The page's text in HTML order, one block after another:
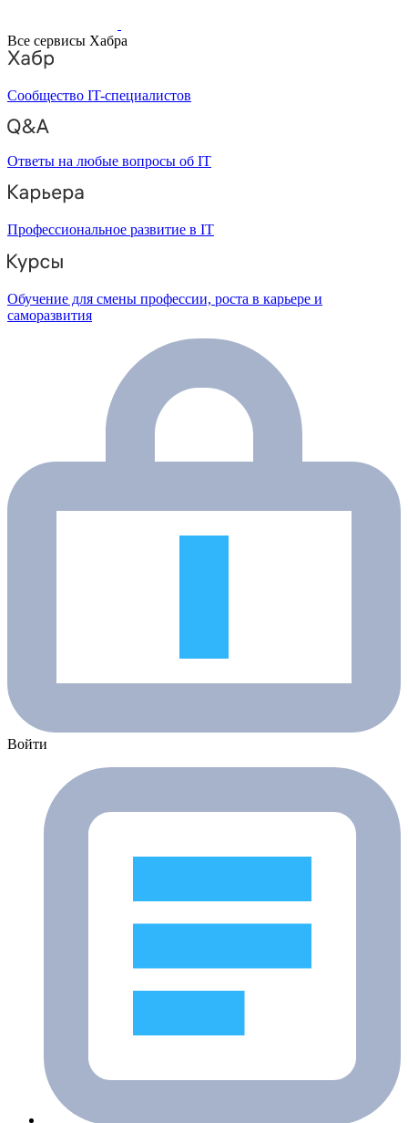
Все сервисы Хабра
Сообщество IT-специалистов
Ответы на любые вопросы об IT
Профессиональное развитие в IT
Обучение для смены профессии, роста в карьере и
саморазвития
Войти